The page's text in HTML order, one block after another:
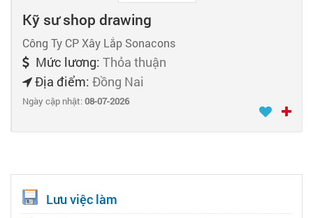
Kỹ sư shop drawing
Công Ty CP Xây Lắp Sonacons
Mức lương: Thỏa thuận
Địa điểm: Đồng Nai
Ngày cập nhật:08-07-2026
Lưu việc làm